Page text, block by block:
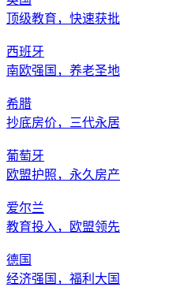
顶级教育，快速获批
西班牙
南欧强国，养老圣地
希腊
抄底房价，三代永居
葡萄牙
欧盟护照，永久房产
爱尔兰
教育投入，欧盟领先
德国
经济强国，福利大国